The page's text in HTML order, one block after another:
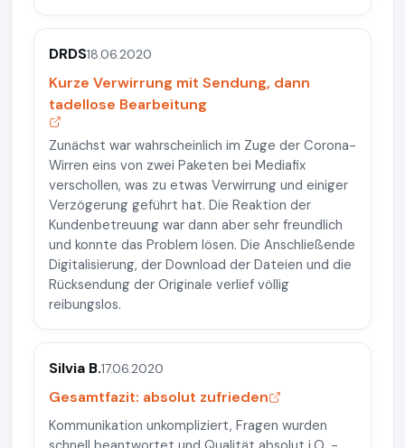
DRDS18.06.2020
Kurze Verwirrung mit Sendung, dann
tadellose Bearbeitung
Zunächst war wahrscheinlich im Zuge der Corona-
Wirren eins von zwei Paketen bei Mediafix
verschollen, was zu etwas Verwirrung und einiger
Verzögerung geführt hat. Die Reaktion der
Kundenbetreuung war dann aber sehr freundlich
und konnte das Problem lösen. Die Anschließende
Digitalisierung, der Download der Dateien und die
Rücksendung der Originale verlief völlig
reibungslos.
Silvia B.17.06.2020
Gesamtfazit: absolut zufrieden
Kommunikation unkompliziert, Fragen wurden